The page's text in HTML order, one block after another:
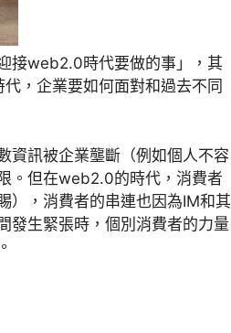
接web2.0時代要做的事」，其
，企業要如何面對和過去不同
資訊被企業壟斷（例如個人不容
。但在web2.0的時代，消費者
），消費者的串連也因為IM和其
發生緊張時，個別消費者的力量